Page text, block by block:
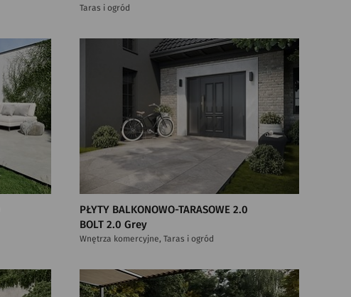
Taras i ogród
PŁYTY BALKONOWO-TARASOWE 2.0
BOLT 2.0 Grey
Wnętrza komercyjne, Taras i ogród